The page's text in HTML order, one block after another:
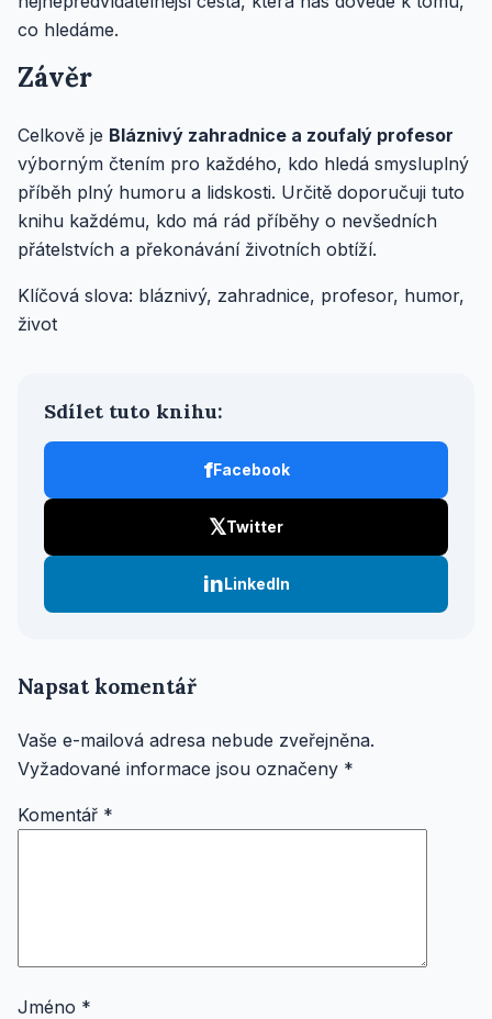
co hledáme.
Závěr
Celkově je Bláznivý zahradnice a zoufalý profesor
výborným čtením pro každého, kdo hledá smysluplný
příběh plný humoru a lidskosti. Určitě doporučuji tuto
knihu každému, kdo má rád příběhy o nevšedních
přátelstvích a překonávání životních obtíží.
Klíčová slova: bláznivý, zahradnice, profesor, humor,
život
Sdílet tuto knihu:
fFacebook
𝕏Twitter
inLinkedIn
Napsat komentář
Vaše e-mailová adresa nebude zveřejněna.
Vyžadované informace jsou označeny *
Komentář *
Jméno *